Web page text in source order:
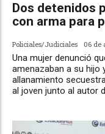
Dos detenidos
con arma para
Policiales/Judiciales 06 de
Una mujer denunció
amenazaban a su hijo
allanamiento
al joven junto al autor